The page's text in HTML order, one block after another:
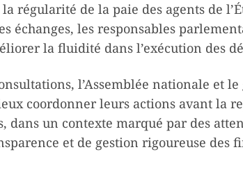
régularité de la paie des agents de
échanges, les responsables
la fluidité dans l’exécution des
l’Assemblée nationale et
coordonner leurs actions avant la
dans un contexte marqué par des
et de gestion rigoureuse des